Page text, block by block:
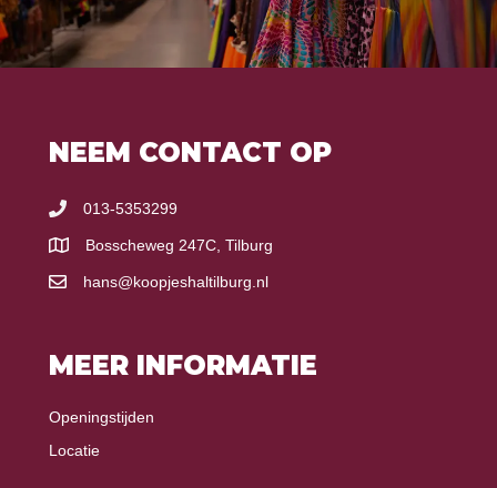
NEEM CONTACT OP
013-5353299
Bosscheweg 247C, Tilburg
hans@koopjeshaltilburg.nl
MEER INFORMATIE
Openingstijden
Locatie